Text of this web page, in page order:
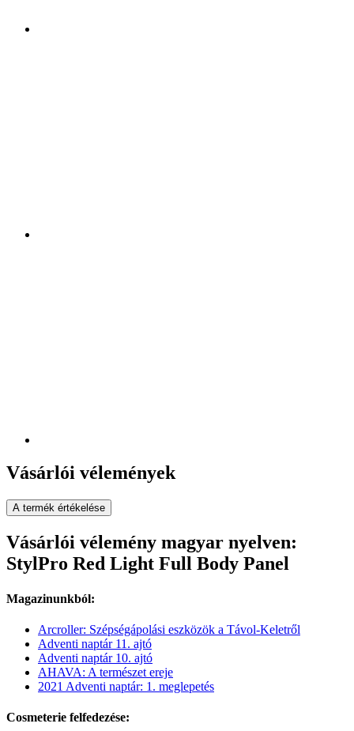
Vásárlói vélemények
A termék értékelése
Vásárlói vélemény magyar nyelven:
StylPro Red Light Full Body Panel
Magazinunkból:
Arcroller: Szépségápolási eszközök a Távol-Keletről
Adventi naptár 11. ajtó
Adventi naptár 10. ajtó
AHAVA: A természet ereje
2021 Adventi naptár: 1. meglepetés
Cosmeterie felfedezése: